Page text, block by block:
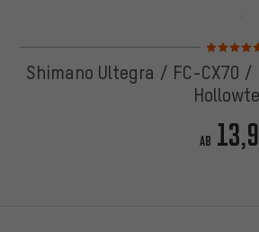
Shimano Ultegra / FC-CX70
AB